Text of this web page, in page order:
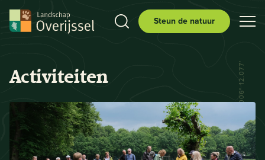
Steun de natuur
Activiteiten N 52° 29.556' E 006° 12.077'